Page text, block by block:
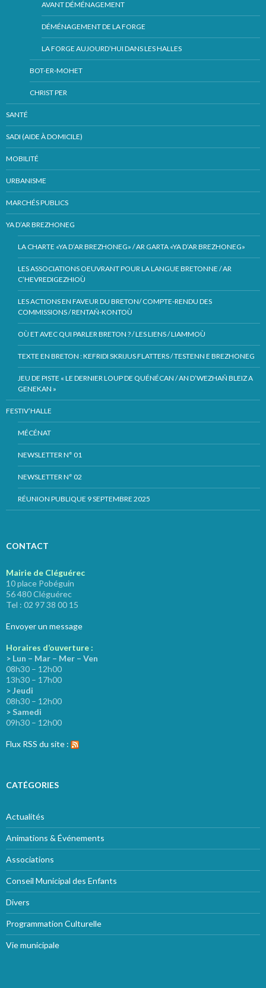
AVANT DÉMÉNAGEMENT
DÉMÉNAGEMENT DE LA FORGE
LA FORGE AUJOURD’HUI DANS LES HALLES
BOT-ER-MOHET
CHRIST PER
SANTÉ
SADI (AIDE À DOMICILE)
MOBILITÉ
URBANISME
MARCHÉS PUBLICS
YA D’AR BREZHONEG
LA CHARTE «YA D’AR BREZHONEG» / AR GARTA «YA D’AR BREZHONEG»
LES ASSOCIATIONS OEUVRANT POUR LA LANGUE BRETONNE / AR
C’HEVREDIGEZHIOÙ
LES ACTIONS EN FAVEUR DU BRETON/ COMPTE-RENDU DES
COMMISSIONS / RENTAÑ-KONTOÙ
OÙ ET AVEC QUI PARLER BRETON ? / LES LIENS / LIAMMOÙ
TEXTE EN BRETON : KEFRIDI SKRIJUS FLATTERS / TESTENN E BREZHONEG
JEU DE PISTE « LE DERNIER LOUP DE QUÉNÉCAN / AN D’WEZHAÑ BLEIZ A
GENEKAN »
FESTIV’HALLE
MÉCÉNAT
NEWSLETTER N° 01
NEWSLETTER N° 02
RÉUNION PUBLIQUE 9 SEPTEMBRE 2025
CONTACT
Mairie de Cléguérec
10 place Pobéguin
56 480 Cléguérec
Tel : 02 97 38 00 15
Envoyer un message
Horaires d’ouverture :
> Lun – Mar – Mer – Ven
08h30 – 12h00
13h30 – 17h00
> Jeudi
08h30 – 12h00
> Samedi
09h30 – 12h00
Flux RSS du site :
CATÉGORIES
Actualités
Animations & Événements
Associations
Conseil Municipal des Enfants
Divers
Programmation Culturelle
Vie municipale